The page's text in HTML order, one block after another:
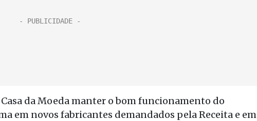
da Moeda manter o bom funcionamento do
em novos fabricantes demandados pela Receita e em